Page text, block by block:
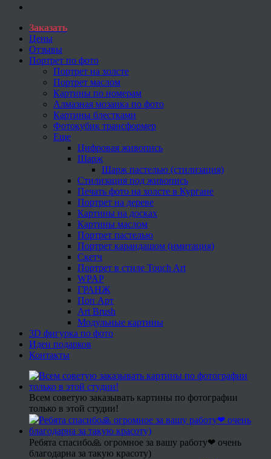
Заказать
Цены
Отзывы
Портрет по фото
Портрет на холсте
Портрет маслом
Картины по номерам
Алмазная мозаика по фото
Картины блестками
Фотокубик трансформер
Еще
Цифровая живопись
Шарж
Шарж пастелью (стилизация)
Стилизация под живопись
Печать фото на холсте в Кургане
Портрет на дереве
Картины на досках
Картины маслом
Портрет пастелью
Портрет карандашом (имитация)
Скетч
Портрет в стиле Touch Art
WPAP
ГРАНЖ
Поп Арт
Art Brush
Модульные картины
3D фигурка по фото
Идеи подарков
Контакты
Всем советую заказывать картины по фотографии
только в этой студии!
Ребята спасибо🙏 огромное за вашу работу❤ очень
благодарна за такую красоту)